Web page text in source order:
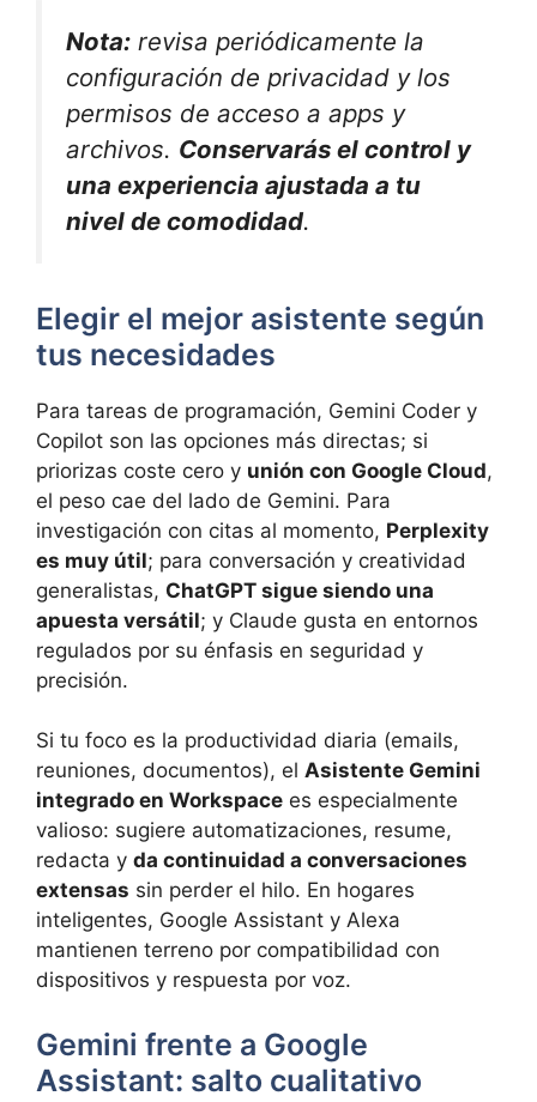
Nota: revisa periódicamente la
configuración de privacidad y los
permisos de acceso a apps y
archivos. Conservarás el control y
una experiencia ajustada a tu
nivel de comodidad.
Elegir el mejor asistente según
tus necesidades
Para tareas de programación, Gemini Coder y
Copilot son las opciones más directas; si
priorizas coste cero y unión con Google Cloud,
el peso cae del lado de Gemini. Para
investigación con citas al momento, Perplexity
es muy útil; para conversación y creatividad
generalistas, ChatGPT sigue siendo una
apuesta versátil; y Claude gusta en entornos
regulados por su énfasis en seguridad y
precisión.
Si tu foco es la productividad diaria (emails,
reuniones, documentos), el Asistente Gemini
integrado en Workspace es especialmente
valioso: sugiere automatizaciones, resume,
redacta y da continuidad a conversaciones
extensas sin perder el hilo. En hogares
inteligentes, Google Assistant y Alexa
mantienen terreno por compatibilidad con
dispositivos y respuesta por voz.
Gemini frente a Google
Assistant: salto cualitativo